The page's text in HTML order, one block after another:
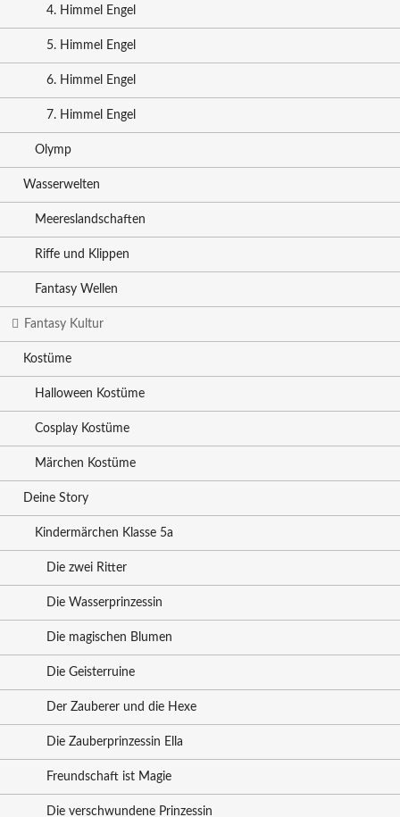
4. Himmel Engel
5. Himmel Engel
6. Himmel Engel
7. Himmel Engel
Olymp
Wasserwelten
Meereslandschaften
Riffe und Klippen
Fantasy Wellen
Fantasy Kultur
Kostüme
Halloween Kostüme
Cosplay Kostüme
Märchen Kostüme
Deine Story
Kindermärchen Klasse 5a
Die zwei Ritter
Die Wasserprinzessin
Die magischen Blumen
Die Geisterruine
Der Zauberer und die Hexe
Die Zauberprinzessin Ella
Freundschaft ist Magie
Die verschwundene Prinzessin